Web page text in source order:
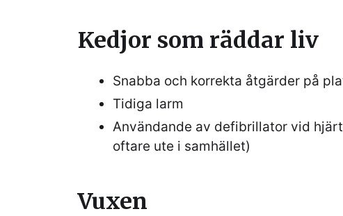
Kedjor som räddar liv
Snabba och korrekta åtgärder på
Tidiga larm
Användande av defibrillator vid
oftare ute i samhället)
Vuxen